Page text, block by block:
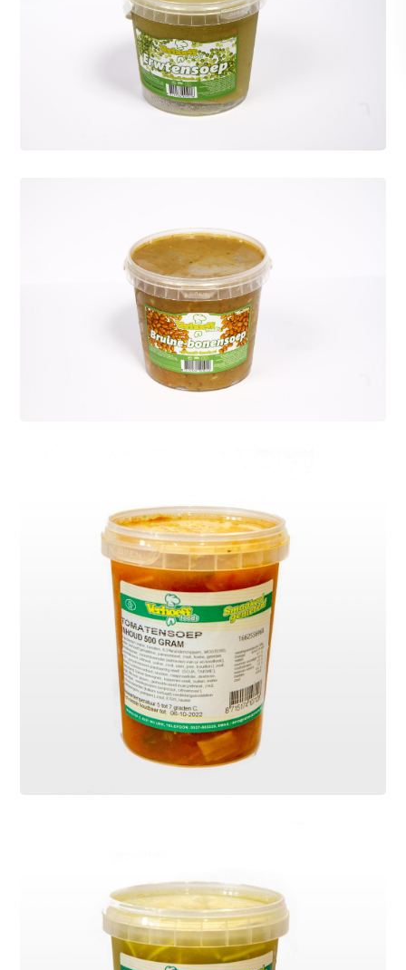
Erwtensoep
De welbekende Hollandse
Erwtensoep, heerlijk van smaak en
Hollandse
bruinebonensoep
De echte Hollandse bruine bonensoep
van Verhoeff is een genot. Vol
Tomatensoep
Heerlijke verse tomatensoep op basis
van bouillon en verse tomaten.